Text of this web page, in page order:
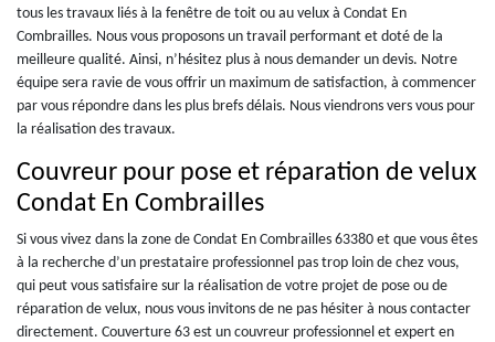
tous les travaux liés à la fenêtre de toit ou au velux à Condat En
Combrailles. Nous vous proposons un travail performant et doté de la
meilleure qualité. Ainsi, n’hésitez plus à nous demander un devis. Notre
équipe sera ravie de vous offrir un maximum de satisfaction, à commencer
par vous répondre dans les plus brefs délais. Nous viendrons vers vous pour
la réalisation des travaux.
Couvreur pour pose et réparation de velux
Condat En Combrailles
Si vous vivez dans la zone de Condat En Combrailles 63380 et que vous êtes
à la recherche d’un prestataire professionnel pas trop loin de chez vous,
qui peut vous satisfaire sur la réalisation de votre projet de pose ou de
réparation de velux, nous vous invitons de ne pas hésiter à nous contacter
directement. Couverture 63 est un couvreur professionnel et expert en